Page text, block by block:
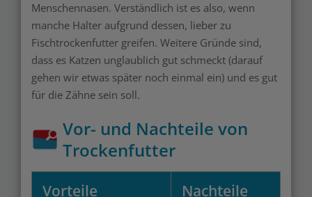
Menschennasen. Verständlich ist es also, wenn
manche Halter aufgrund dessen, lieber zu
Fischtrockenfutter greifen. Weitere Gründe sind,
dass es Katzen unglaublich gut schmeckt (darauf
gehen wir etwas später noch einmal ein) und es gut
für die Zähne sein soll.
Vor- und Nachteile von
Trockenfutter
Vorteile Nachteile